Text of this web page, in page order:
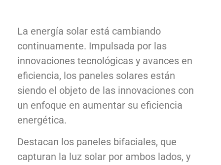
La energía solar está cambiando
continuamente. Impulsada por las
innovaciones tecnológicas y avances en
eficiencia, los paneles solares están
siendo el objeto de las innovaciones con
un enfoque en aumentar su eficiencia
energética.
Destacan los paneles bifaciales, que
capturan la luz solar por ambos lados, y